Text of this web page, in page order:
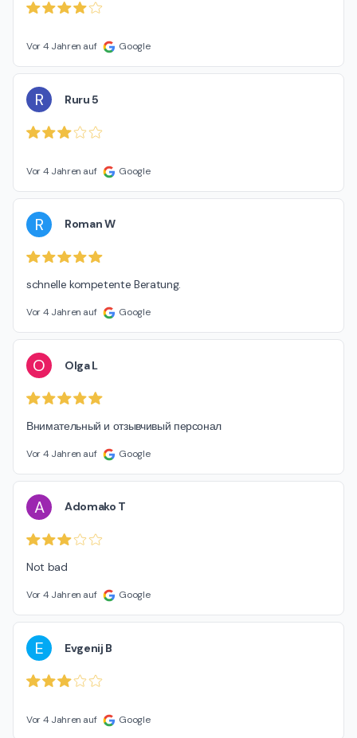
Vor 4 Jahren auf Google
R Ruru 5
Vor 4 Jahren auf Google
R Roman W
schnelle kompetente Beratung.
Vor 4 Jahren auf Google
O Olga L
Внимательный и отзывчивый персонал
Vor 4 Jahren auf Google
A Adomako T
Not bad
Vor 4 Jahren auf Google
E Evgenij B
Vor 4 Jahren auf Google